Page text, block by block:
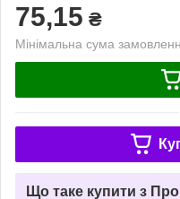
75,15 ₴
Мінімальна сума
Що таке купити з